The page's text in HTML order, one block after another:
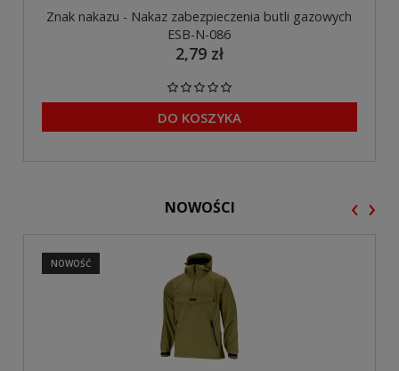
Znak nakazu - Nakaz zabezpieczenia butli gazowych
ESB-N-086
2,79 zł
DO KOSZYKA
NOWOŚCI
NOWOŚĆ
‹ ›